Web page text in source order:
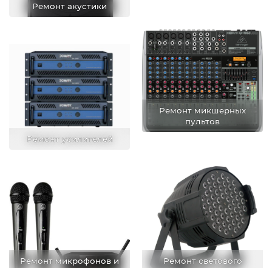
Ремонт акустики
Ремонт усилителей
Ремонт микшерных
пультов
Ремонт микрофонов и
Ремонт светового